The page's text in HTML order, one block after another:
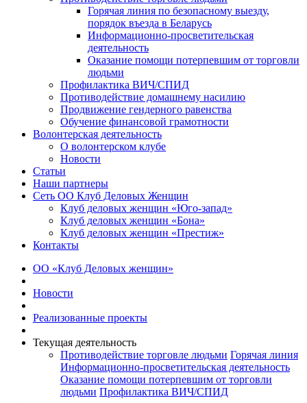
Горячая линия по безопасному выезду,
порядок въезда в Беларусь
Информационно-просветительская
деятельность
Оказание помощи потерпевшим от торговли
людьми
Профилактика ВИЧ/СПИД
Противодействие домашнему насилию
Продвижение гендерного равенства
Обучение финансовой грамотности
Волонтерская деятельность
О волонтерском клубе
Новости
Статьи
Наши партнеры
Сеть ОО Клуб Деловых Женщин
Клуб деловых женщин «Юго-запад»
Клуб деловых женщин «Бона»
Клуб деловых женщин «Престиж»
Контакты
ОО «Клуб Деловых женщин»
Новости
Реализованные проекты
Текущая деятельность
Противодействие торговле людьми Горячая линия
Информационно-просветительская деятельность
Оказание помощи потерпевшим от торговли
людьми Профилактика ВИЧ/СПИД